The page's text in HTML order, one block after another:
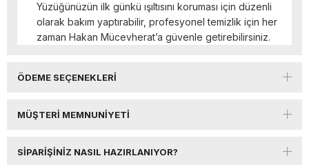
Yüzüğünüzün ilk günkü ışıltısını koruması için düzenli
olarak bakım yaptırabilir, profesyonel temizlik için her
zaman Hakan Mücevherat’a güvenle getirebilirsiniz.
ÖDEME SEÇENEKLERI
MÜŞTERI MEMNUNIYETI
SIPARIŞINIZ NASIL HAZIRLANIYOR?